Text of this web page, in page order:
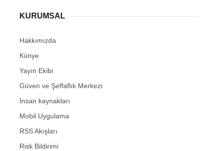
KURUMSAL
Hakkımızda
Künye
Yayın Ekibi
Güven ve Şeffaflık Merkezi
İnsan kaynakları
Mobil Uygulama
RSS Akışları
Risk Bildirimi